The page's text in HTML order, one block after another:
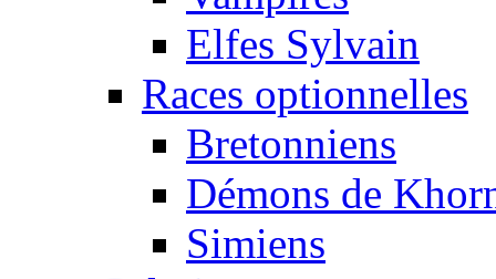
Elfes Sylvain
Races optionnelles
Bretonniens
Démons de
Simiens